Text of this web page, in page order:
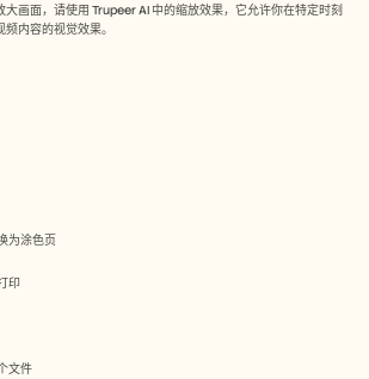
画面，请使用 Trupeer AI 中的缩放效果，它允许你在特定时刻
内容的视觉效果。
为涂色页
印
文件